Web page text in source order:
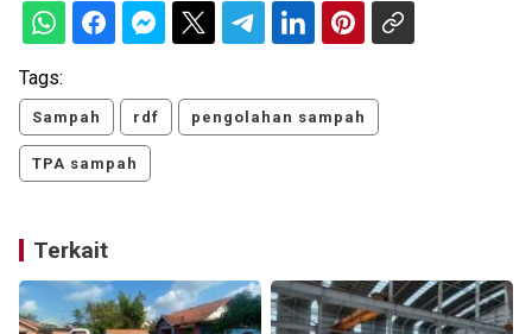
Tags:
Sampah rdf pengolahan sampah
TPA sampah
Terkait